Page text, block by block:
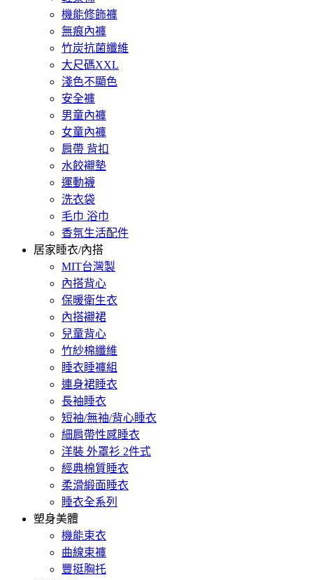
機能修飾褲
無痕內褲
竹炭抗菌纖維
大尺碼XXL
淺色不顯色
安全褲
男童內褲
女童內褲
肩帶 背扣
水餃襯墊
運動襪
洗衣袋
毛巾 浴巾
香氛生活配件
居家睡衣/內搭
MIT台灣製
內搭背心
保暖衛生衣
內搭襯裙
兒童背心
竹紗棉纖維
睡衣睡褲組
連身裙睡衣
長袖睡衣
短袖/無袖/背心睡衣
細肩帶性感睡衣
洋裝 外罩衫 2件式
經典棉質睡衣
柔滑緞面睡衣
睡衣全系列
塑身美體
機能束衣
曲線束褲
豐挺胸托